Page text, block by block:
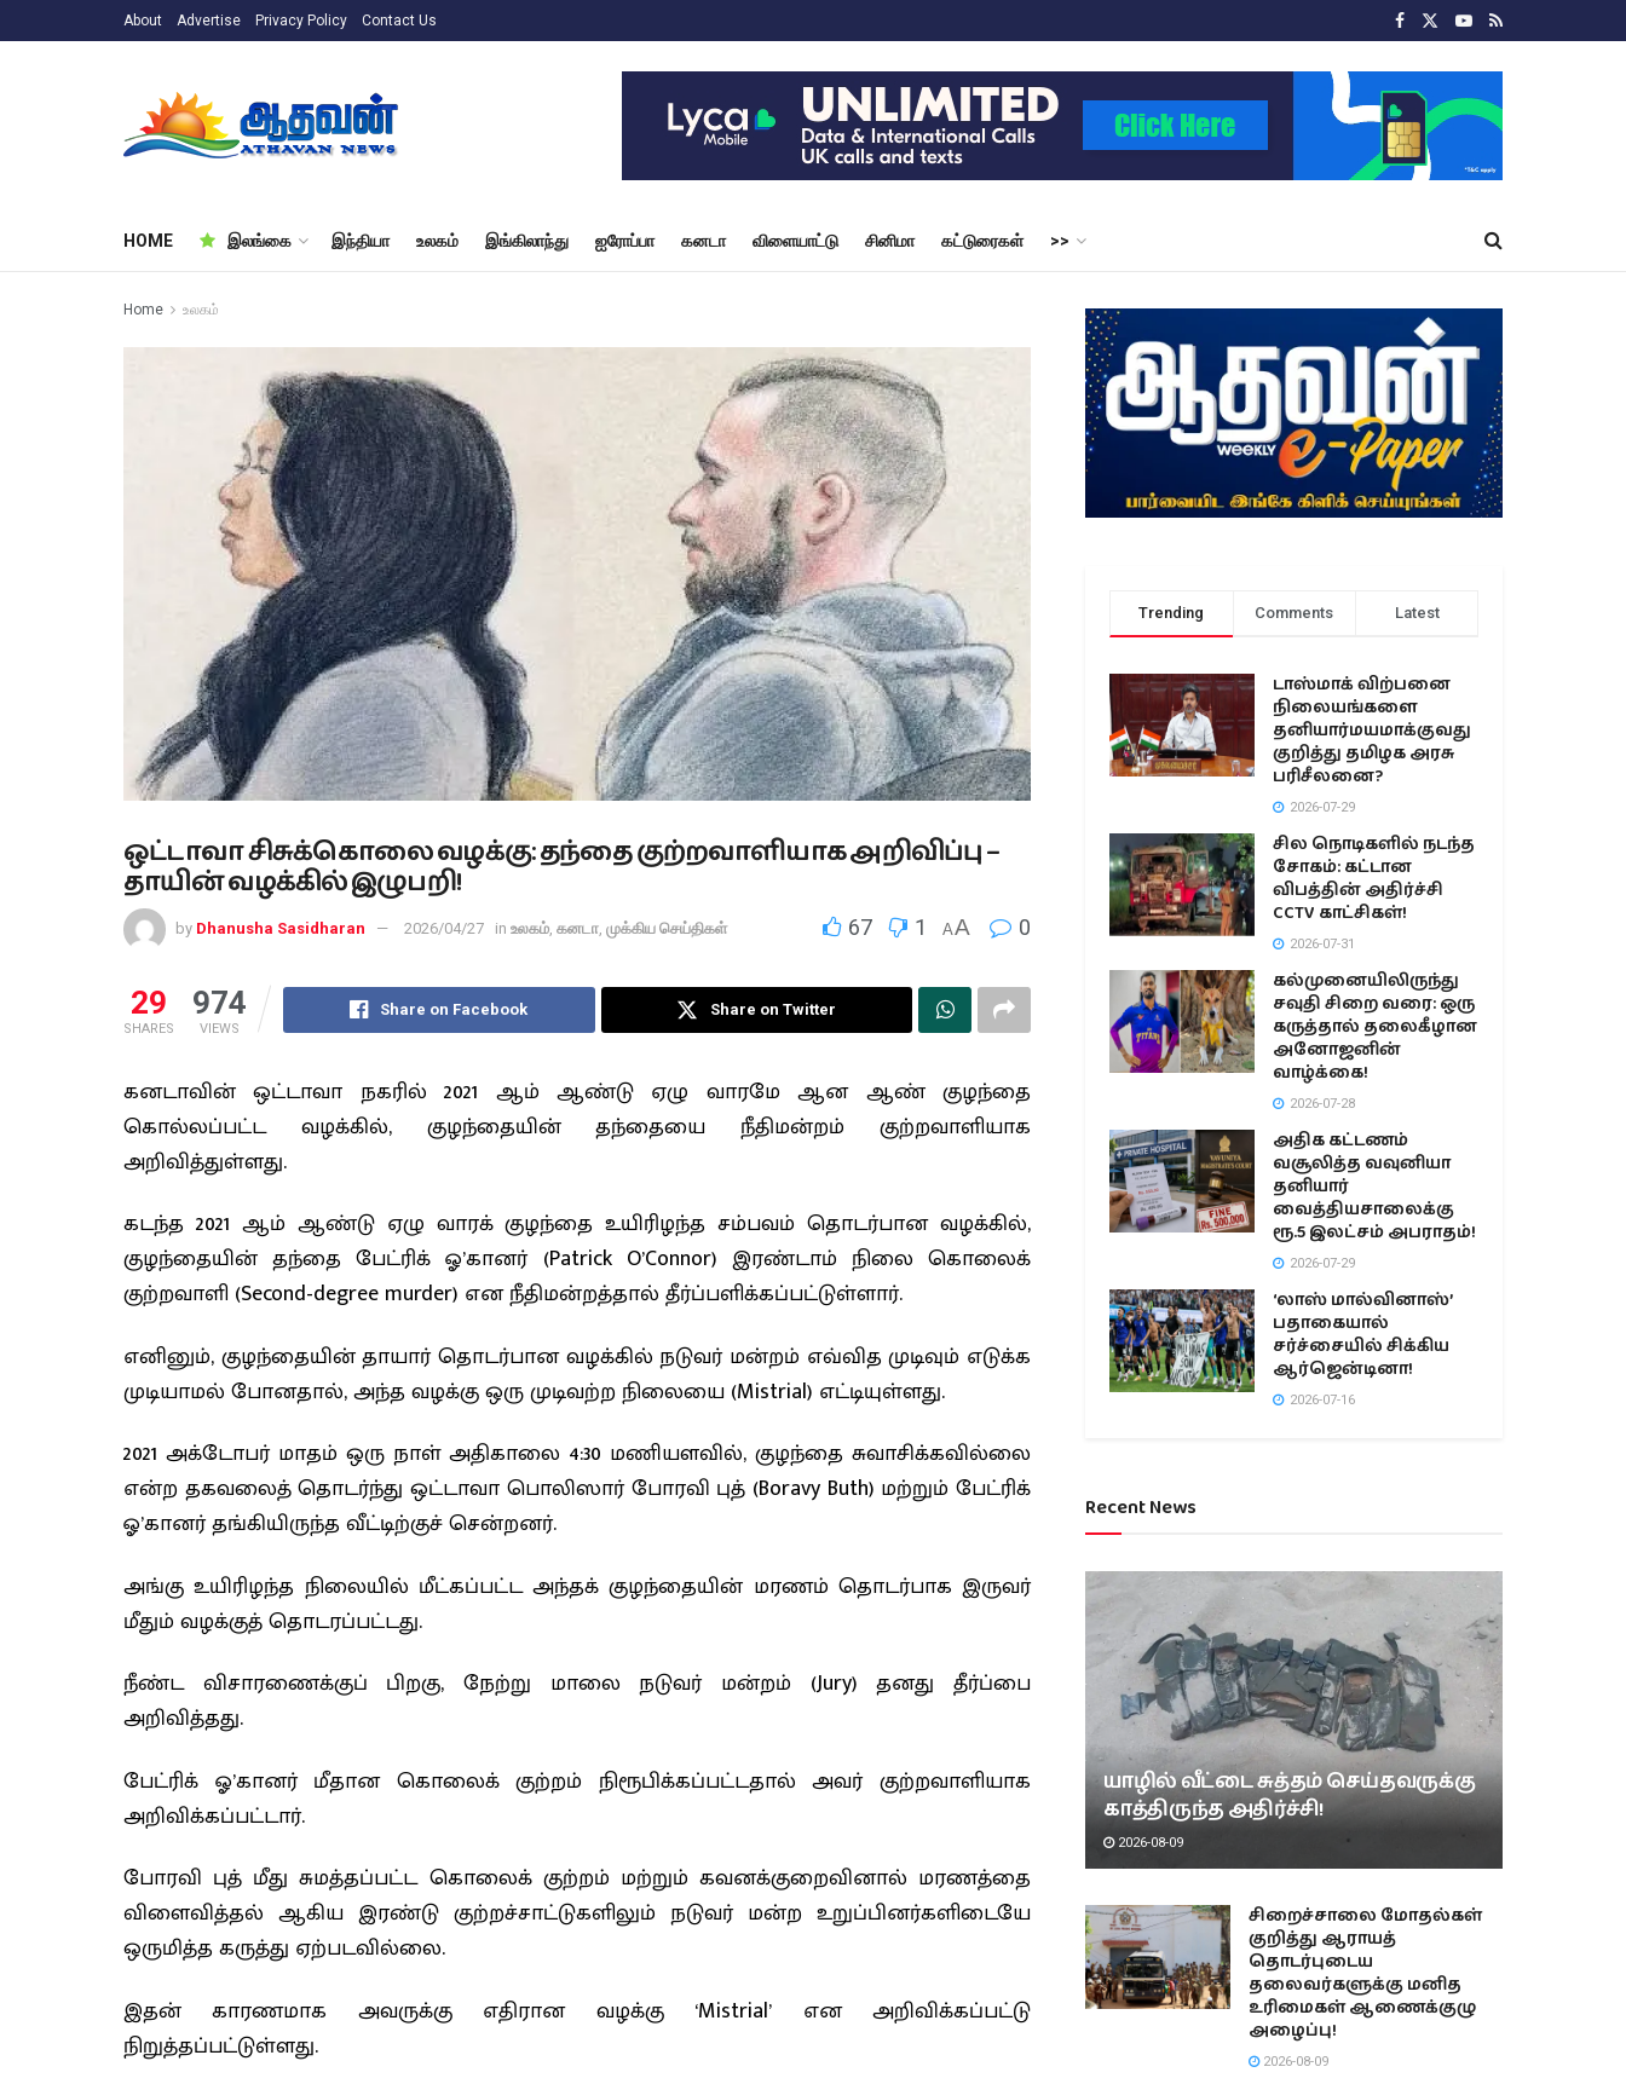
About Advertise Privacy Policy Contact Us
HOME இலங்கை இந்தியா உலகம் இங்கிலாந்து ஐரோப்பா கனடா விளையாட்டு சினிமா கட்டுரைகள் >>
Home உலகம்
ஒட்டாவா சிசுக்கொலை வழக்கு: தந்தை குற்றவாளியாக அறிவிப்பு –
தாயின் வழக்கில் இழுபறி!
by Dhanusha Sasidharan 2026/04/27 in உலகம் கனடா முக்கிய செய்திகள் 67 1 AA 0
29
SHARES
974
VIEWS
Share on Facebook Share on Twitter
கனடாவின் ஒட்டாவா நகரில் 2021 ஆம் ஆண்டு ஏழு வாரமே ஆன ஆண் குழந்தை
கொல்லப்பட்ட வழக்கில், குழந்தையின் தந்தையை நீதிமன்றம் குற்றவாளியாக
அறிவித்துள்ளது.
கடந்த 2021 ஆம் ஆண்டு ஏழு வாரக் குழந்தை உயிரிழந்த சம்பவம் தொடர்பான வழக்கில்,
குழந்தையின் தந்தை பேட்ரிக் ஓ’கானர் (Patrick O’Connor) இரண்டாம் நிலை கொலைக்
குற்றவாளி (Second-degree murder) என நீதிமன்றத்தால் தீர்ப்பளிக்கப்பட்டுள்ளார்.
எனினும், குழந்தையின் தாயார் தொடர்பான வழக்கில் நடுவர் மன்றம் எவ்வித முடிவும் எடுக்க
முடியாமல் போனதால், அந்த வழக்கு ஒரு முடிவற்ற நிலையை (Mistrial) எட்டியுள்ளது.
2021 அக்டோபர் மாதம் ஒரு நாள் அதிகாலை 4:30 மணியளவில், குழந்தை சுவாசிக்கவில்லை
என்ற தகவலைத் தொடர்ந்து ஒட்டாவா பொலிஸார் போரவி புத் (Boravy Buth) மற்றும் பேட்ரிக்
ஓ’கானர் தங்கியிருந்த வீட்டிற்குச் சென்றனர்.
அங்கு உயிரிழந்த நிலையில் மீட்கப்பட்ட அந்தக் குழந்தையின் மரணம் தொடர்பாக இருவர்
மீதும் வழக்குத் தொடரப்பட்டது.
நீண்ட விசாரணைக்குப் பிறகு, நேற்று மாலை நடுவர் மன்றம் (Jury) தனது தீர்ப்பை
அறிவித்தது.
பேட்ரிக் ஓ’கானர் மீதான கொலைக் குற்றம் நிரூபிக்கப்பட்டதால் அவர் குற்றவாளியாக
அறிவிக்கப்பட்டார்.
போரவி புத் மீது சுமத்தப்பட்ட கொலைக் குற்றம் மற்றும் கவனக்குறைவினால் மரணத்தை
விளைவித்தல் ஆகிய இரண்டு குற்றச்சாட்டுகளிலும் நடுவர் மன்ற உறுப்பினர்களிடையே
ஒருமித்த கருத்து ஏற்படவில்லை.
இதன் காரணமாக அவருக்கு எதிரான வழக்கு ‘Mistrial’ என அறிவிக்கப்பட்டு
நிறுத்தப்பட்டுள்ளது.
Trending Comments Latest
டாஸ்மாக் விற்பனை
நிலையங்களை
தனியார்மயமாக்குவது
குறித்து தமிழக அரசு
பரிசீலனை?
2026-07-29
சில நொடிகளில் நடந்த
சோகம்: கட்டான
விபத்தின் அதிர்ச்சி
CCTV காட்சிகள்!
2026-07-31
கல்முனையிலிருந்து
சவுதி சிறை வரை: ஒரு
கருத்தால் தலைகீழான
அனோஜனின்
வாழ்க்கை!
2026-07-28
அதிக கட்டணம்
வசூலித்த வவுனியா
தனியார்
வைத்தியசாலைக்கு
ரூ.5 இலட்சம் அபராதம்!
2026-07-29
‘லாஸ் மால்வினாஸ்’
பதாகையால்
சர்ச்சையில் சிக்கிய
ஆர்ஜென்டினா!
2026-07-16
Recent News
யாழில் வீட்டை சுத்தம் செய்தவருக்கு
காத்திருந்த அதிர்ச்சி!
2026-08-09
சிறைச்சாலை மோதல்கள்
குறித்து ஆராயத்
தொடர்புடைய
தலைவர்களுக்கு மனித
உரிமைகள் ஆணைக்குழு
அழைப்பு!
2026-08-09